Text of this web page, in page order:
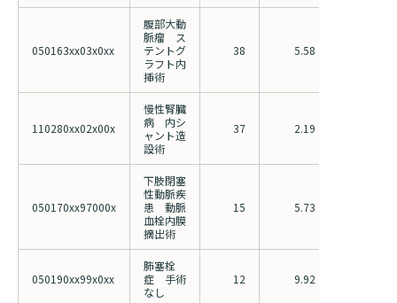
050163xx03x0xx
腹部大動
脈瘤 ス
テントグ
ラフト内
挿術
38 5.58
110280xx02x00x
慢性腎臓
病 内シ
ャント造
設術
37 2.19
050170xx97000x
下肢閉塞
性動脈疾
患 動脈
血栓内膜
摘出術
15 5.73
050190xx99x0xx
肺塞栓
症 手術
なし
12 9.92